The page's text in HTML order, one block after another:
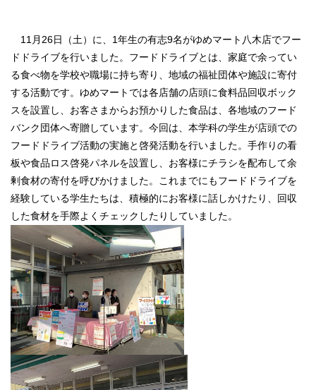
11月26日（土）に、1年生の有志9名がゆめマート八木店でフー
ドドライブを行いました。フードドライブとは、家庭で余ってい
る食べ物を学校や職場に持ち寄り、地域の福祉団体や施設に寄付
する活動です。ゆめマートでは各店舗の店頭に食料品回収ボック
スを設置し、お客さまからお預かりした食品は、各地域のフード
バンク団体へ寄贈しています。今回は、本学科の学生が店頭での
フードドライブ活動の実施と啓発活動を行いました。手作りの看
板や食品ロス啓発パネルを設置し、お客様にチラシを配布して余
剰食材の寄付を呼びかけました。これまでにもフードドライブを
経験している学生たちは、積極的にお客様に話しかけたり、回収
した食材を手際よくチェックしたりしていました。